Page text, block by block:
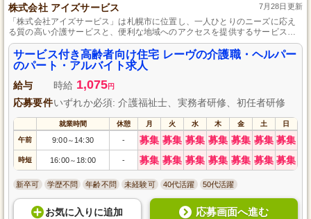
株式会社 アイズサービス 7月28日更新
「株式会社アイズサービス」は札幌市に位置し、一人ひとりのニーズに応え
る質の高い介護サービスと、便利な地域へのアクセスを提供するサービス付
き高齢者向け住宅レーヴを運営しています。
サービス付き高齢者向け住宅 レーヴの介護職・ヘルパー
のパート・アルバイト求人
給与 時給 1,075円
応募要件いずれか必須: 介護福祉士、実務者研修、初任者研修
就業時間 休憩 月 火 水 木 金 土 日
午前 9:00～ 14:30 - 募集 募集 募集 募集 募集 募集 募集
時短 16:00～ 18:00 - 募集 募集 募集 募集 募集 募集 募集
新卒可 学歴不問 年齢不問 未経験可 40代活躍 50代活躍
お気に入り に追加 応募画面へ進む